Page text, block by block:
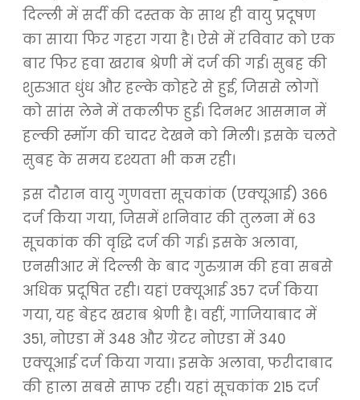
दिल्ली में सर्दी की दस्तक के साथ ही वायु प्रदूषण
का साया फिर गहरा गया है। ऐसे में रविवार को एक
बार फिर हवा खराब श्रेणी में दर्ज की गई। सुबह की
शुरुआत धुंध और हल्के कोहरे से हुई, जिससे लोगों
को सांस लेने में तकलीफ हुई। दिनभर आसमान में
हल्की स्मॉग की चादर देखने को मिली। इसके चलते
सुबह के समय दृश्यता भी कम रही।
इस दौरान वायु गुणवत्ता सूचकांक (एक्यूआई) 366
दर्ज किया गया, जिसमें शनिवार की तुलना में 63
सूचकांक की वृद्धि दर्ज की गई। इसके अलावा,
एनसीआर में दिल्ली के बाद गुरुग्राम की हवा सबसे
अधिक प्रदूषित रही। यहां एक्यूआई 357 दर्ज किया
गया, यह बेहद खराब श्रेणी है। वहीं, गाजियाबाद में
351, नोएडा में 348 और ग्रेटर नोएडा में 340
एक्यूआई दर्ज किया गया। इसके अलावा, फरीदाबाद
की हाला सबसे साफ रही। यहां सूचकांक 215 दर्ज